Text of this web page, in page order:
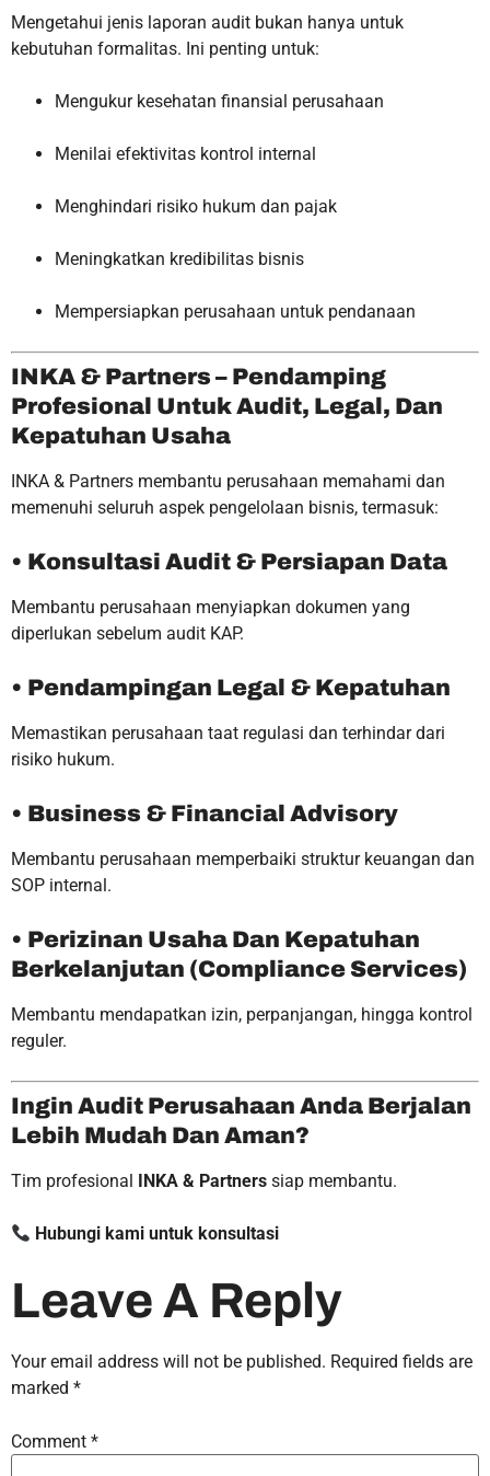
Mengetahui jenis laporan audit bukan hanya untuk
kebutuhan formalitas. Ini penting untuk:
Mengukur kesehatan finansial perusahaan
Menilai efektivitas kontrol internal
Menghindari risiko hukum dan pajak
Meningkatkan kredibilitas bisnis
Mempersiapkan perusahaan untuk pendanaan
INKA & Partners – Pendamping
Profesional Untuk Audit, Legal, Dan
Kepatuhan Usaha
INKA & Partners membantu perusahaan memahami dan
memenuhi seluruh aspek pengelolaan bisnis, termasuk:
• Konsultasi Audit & Persiapan Data
Membantu perusahaan menyiapkan dokumen yang
diperlukan sebelum audit KAP.
• Pendampingan Legal & Kepatuhan
Memastikan perusahaan taat regulasi dan terhindar dari
risiko hukum.
• Business & Financial Advisory
Membantu perusahaan memperbaiki struktur keuangan dan
SOP internal.
• Perizinan Usaha Dan Kepatuhan
Berkelanjutan (Compliance Services)
Membantu mendapatkan izin, perpanjangan, hingga kontrol
reguler.
Ingin Audit Perusahaan Anda Berjalan
Lebih Mudah Dan Aman?
Tim profesional INKA & Partners siap membantu.
Hubungi kami untuk konsultasi
Leave A Reply
Your email address will not be published. Required fields are
marked *
Comment *